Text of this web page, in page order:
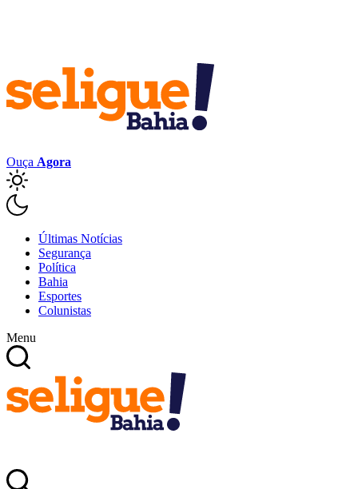
Ouça Agora
Últimas Notícias
Segurança
Política
Bahia
Esportes
Colunistas
Menu